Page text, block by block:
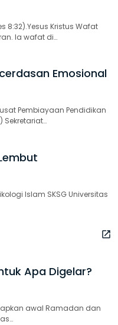
8:32).Yesus Kristus Wafat
Ia wafat di…
Emosional
Pembiayaan Pendidikan
Sekretariat…
Islam SKSG Universitas
Apa Digelar?
awal Ramadan dan